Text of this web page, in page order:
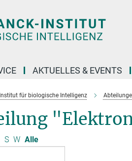
AKTUELLES & EVENTS
für biologische Intelligenz
S W Alle